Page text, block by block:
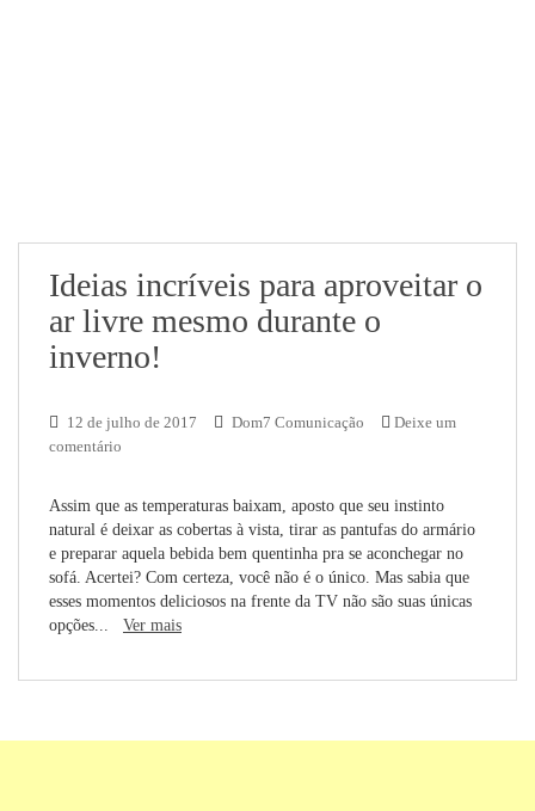
Ideias incríveis para aproveitar o
ar livre mesmo durante o
inverno!
12 de julho de 2017 Dom7 Comunicação
Deixe um
comentário
Assim que as temperaturas baixam, aposto que seu instinto
natural é deixar as cobertas à vista, tirar as pantufas do armário
e preparar aquela bebida bem quentinha pra se aconchegar no
sofá. Acertei? Com certeza, você não é o único. Mas sabia que
esses momentos deliciosos na frente da TV não são suas únicas
opções... Ver mais